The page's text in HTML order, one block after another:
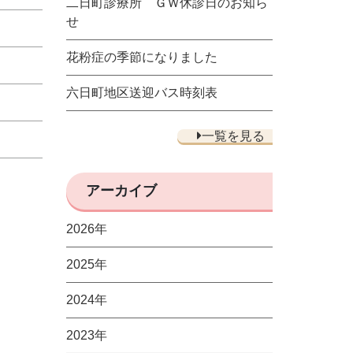
二日町診療所 ＧＷ休診日のお知ら
せ
花粉症の季節になりました
六日町地区送迎バス時刻表
一覧を見る
アーカイブ
2026年
2025年
2024年
2023年